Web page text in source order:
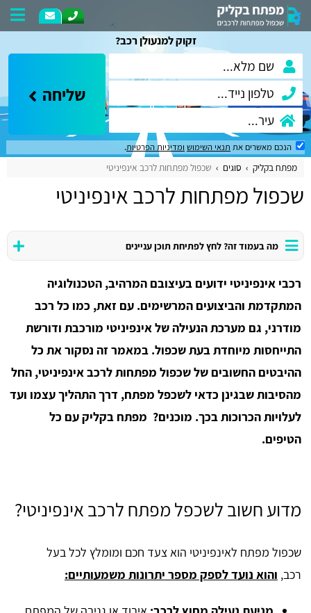
זקוק למנעולן רכב?
שליחה
הנכם מאשרים את תנאי השימוש ומדיניות הפרטיות.
מפתח בקליק סוגים שכפול מפתחות לרכב אינפיניטי
שכפול מפתחות לרכב אינפיניטי
מה בעמוד זה? לחץ לפתיחת תוכן עניינים
רכבי אינפיניטי ידועים בעיצובם המרהיב, הטכנולוגיה
המתקדמת והביצועים המרשימים. עם זאת, כמו כל רכב
מודרני, גם מערכת הנעילה של אינפיניטי מורכבת ודורשת
התייחסות מיוחדת בעת שכפול. במאמר זה נסקור את כל
ההיבטים החשובים של שכפול מפתחות לרכב אינפיניטי, החל
מהסיבות שבגינן כדאי לשכפל מפתח, דרך התהליך עצמו ועד
לעלויות הכרוכות בכך. מוכנים? מפתח בקליק עם כל
הטיפים.
מדוע חשוב לשכפל מפתח לרכב אינפיניטי?
שכפול מפתח לאינפיניטי הוא צעד חכם ומומלץ לכל בעל
רכב, והוא נועד לספק מספר יתרונות משמעותיים: